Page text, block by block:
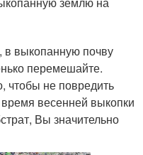
в выкопанную почву
перемешайте.
чтобы не повредить
весенней выкопки
Вы значительно